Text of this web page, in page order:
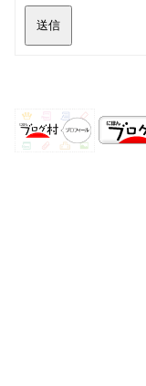
送信